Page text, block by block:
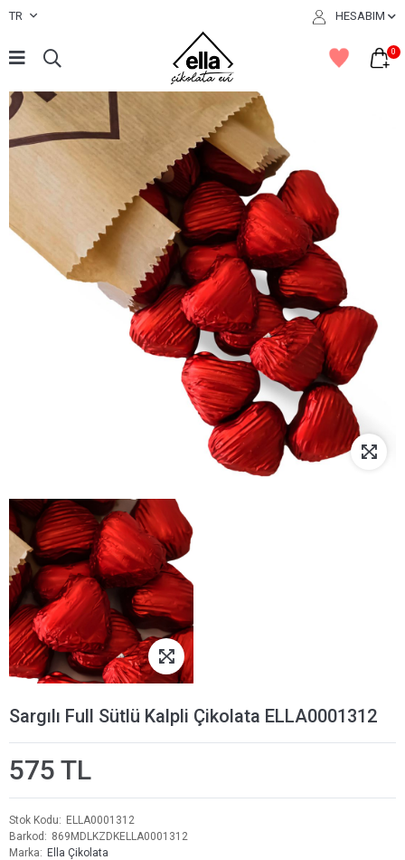
TR HESABIM
0
Sargılı Full Sütlü Kalpli Çikolata ELLA0001312
575 TL
Stok Kodu
ELLA0001312
Barkod
869MDLKZDKELLA0001312
Marka
Ella Çikolata